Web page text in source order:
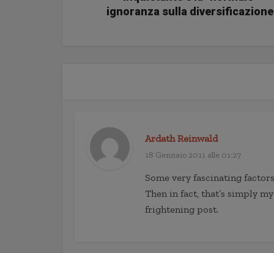
ignoranza sulla diversificazione
Ardath Reinwald
18 Gennaio 2011 alle 01:27
Some very fascinating
Then in fact, that’s simply
frightening post.